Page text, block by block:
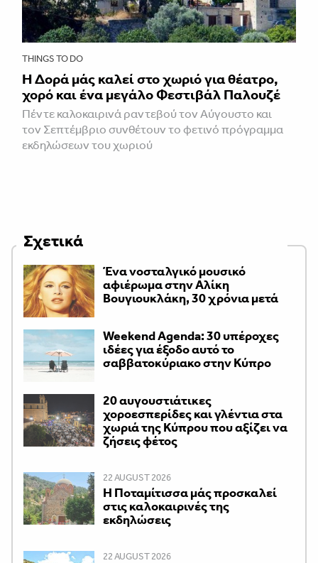
THINGS TO DO
Η Δορά μάς καλεί στο χωριό για θέατρο,
χορό και ένα μεγάλο Φεστιβάλ Παλουζέ
Πέντε καλοκαιρινά ραντεβού τον Αύγουστο και
τον Σεπτέμβριο συνθέτουν το φετινό πρόγραμμα
εκδηλώσεων του χωριού
Σχετικά
Ένα νοσταλγικό μουσικό
αφιέρωμα στην Αλίκη
Βουγιουκλάκη, 30 χρόνια μετά
Weekend Agenda: 30 υπέροχες
ιδέες για έξοδο αυτό το
σαββατοκύριακο στην Κύπρο
20 αυγουστιάτικες
χοροεσπερίδες και γλέντια στα
χωριά της Κύπρου που αξίζει να
ζήσεις φέτος
22 AUGUST 2026
Η Ποταμίτισσα μάς προσκαλεί
στις καλοκαιρινές της
εκδηλώσεις
22 AUGUST 2026